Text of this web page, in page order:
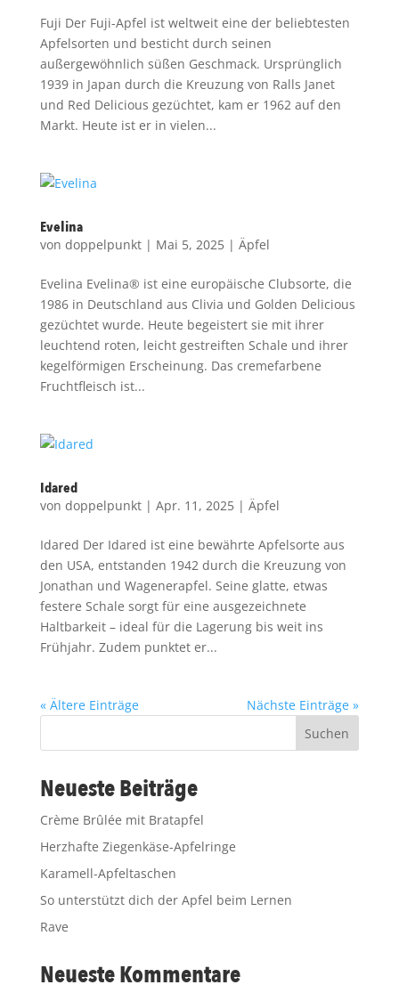
Fuji Der Fuji-Apfel ist weltweit eine der beliebtesten
Apfelsorten und besticht durch seinen
außergewöhnlich süßen Geschmack. Ursprünglich
1939 in Japan durch die Kreuzung von Ralls Janet
und Red Delicious gezüchtet, kam er 1962 auf den
Markt. Heute ist er in vielen...
Evelina
von doppelpunkt| Mai 5, 2025| Äpfel
Evelina Evelina® ist eine europäische Clubsorte, die
1986 in Deutschland aus Clivia und Golden Delicious
gezüchtet wurde. Heute begeistert sie mit ihrer
leuchtend roten, leicht gestreiften Schale und ihrer
kegelförmigen Erscheinung. Das cremefarbene
Fruchtfleisch ist...
Idared
von doppelpunkt| Apr. 11, 2025| Äpfel
Idared Der Idared ist eine bewährte Apfelsorte aus
den USA, entstanden 1942 durch die Kreuzung von
Jonathan und Wagenerapfel. Seine glatte, etwas
festere Schale sorgt für eine ausgezeichnete
Haltbarkeit – ideal für die Lagerung bis weit ins
Frühjahr. Zudem punktet er...
« Ältere Einträge
Nächste Einträge »
Suchen
Neueste Beiträge
Crème Brûlée mit Bratapfel
Herzhafte Ziegenkäse-Apfelringe
Karamell-Apfeltaschen
So unterstützt dich der Apfel beim Lernen
Rave
Neueste Kommentare